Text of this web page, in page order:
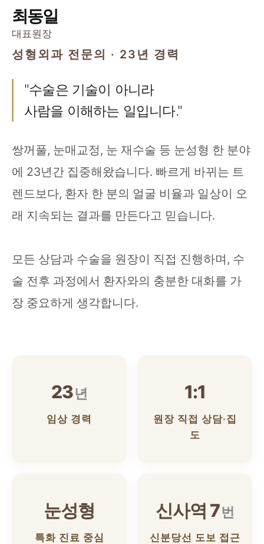
최동일
대표원장
성형외과 전문의 · 23년 경력
"수술은 기술이 아니라
사람을 이해하는 일입니다."
쌍꺼풀, 눈매교정, 눈 재수술 등 눈성형 한 분야
에 23년간 집중해왔습니다. 빠르게 바뀌는 트
렌드보다, 환자 한 분의 얼굴 비율과 일상이 오
래 지속되는 결과를 만든다고 믿습니다.
모든 상담과 수술을 원장이 직접 진행하며, 수
술 전후 과정에서 환자와의 충분한 대화를 가
장 중요하게 생각합니다.
23년
임상 경력
1:1
원장 직접 상담·집
도
눈성형
특화 진료 중심
신사역 7번
신분당선 도보 접근